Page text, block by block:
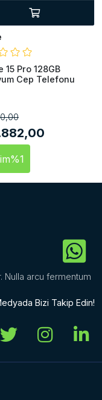
15 Pro 128GB
Cep Telefonu
%1
Nulla arcu fermentum
Bizi Takip Edin!